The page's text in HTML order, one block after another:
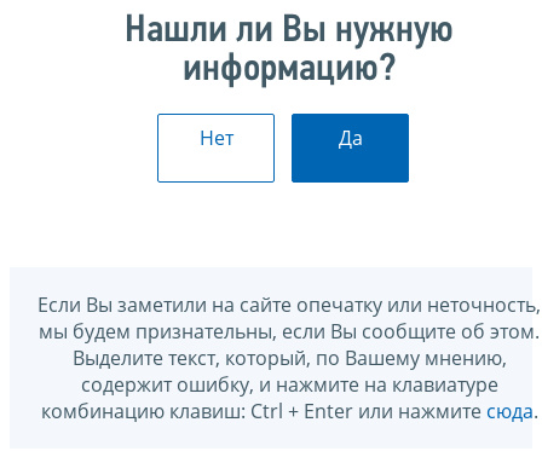
Нашли ли Вы нужную
информацию?
Нет Да
Если Вы заметили на сайте опечатку или неточность,
мы будем признательны, если Вы сообщите об этом.
Выделите текст, который, по Вашему мнению,
содержит ошибку, и нажмите на клавиатуре
комбинацию клавиш: Ctrl + Enter или нажмите сюда.